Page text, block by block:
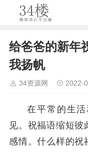
给爸爸的新年
我扬帆
34资源网 2022-
在平常的生
见。祝福语缩短
感情。什么样的祝